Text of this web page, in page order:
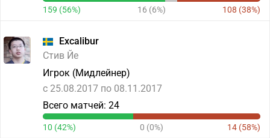
159 (56%) 16 (6%) 108 (38%)
Excalibur
Стив Йе
Игрок (Мидлейнер)
c 25.08.2017 по 08.11.2017
Всего матчей: 24
10 (42%) 0 (0%) 14 (58%)